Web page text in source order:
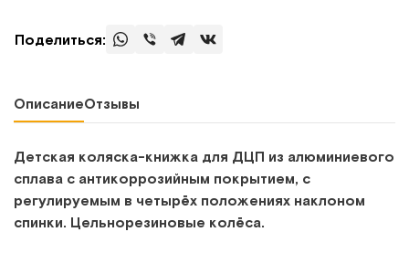
Поделиться:
ОписаниеОтзывы
Детская коляска-книжка для ДЦП из алюминиевого
сплава с антикоррозийным покрытием, с
регулируемым в четырёх положениях наклоном
спинки. Цельнорезиновые колёса.